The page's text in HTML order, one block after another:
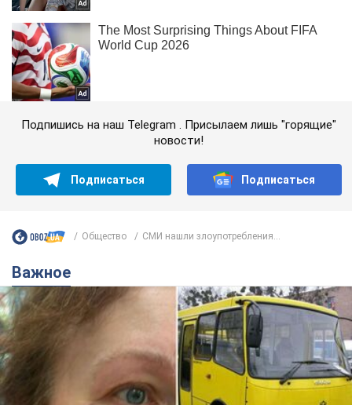
Подпишись на наш Telegram . Присылаем лишь "горящие"
новости!
Подписаться Подписаться
Общество СМИ нашли злоупотребления...
Важное